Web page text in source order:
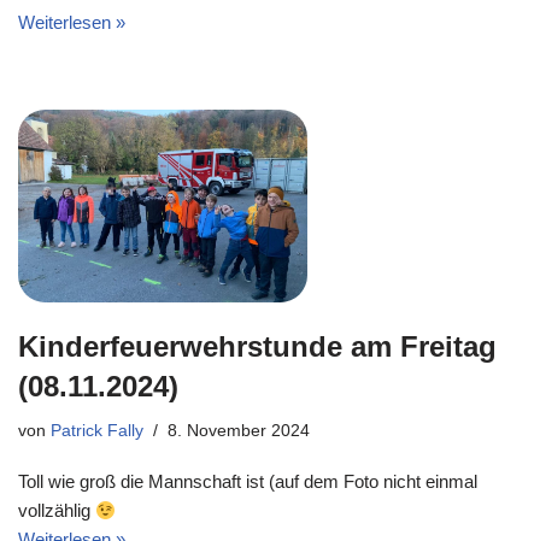
Weiterlesen »
Kinderfeuerwehrstunde am Freitag
(08.11.2024)
von Patrick Fally 8. November 2024
Toll wie groß die Mannschaft ist (auf dem Foto nicht einmal
vollzählig